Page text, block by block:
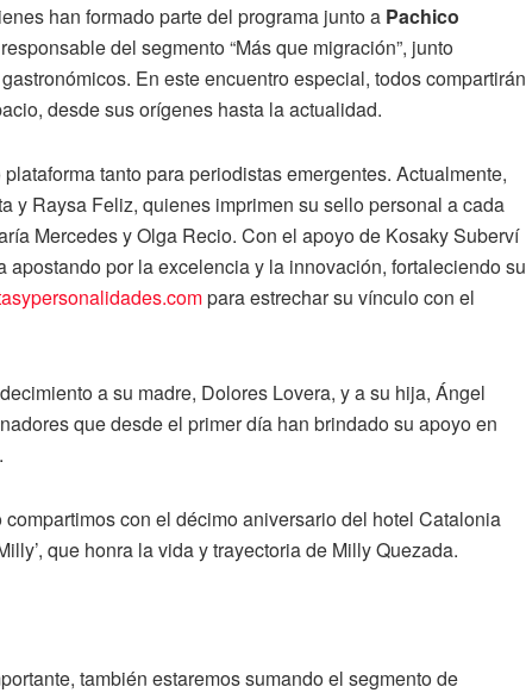
han formado parte del programa junto a Pachico
responsable del segmento “Más que migración”, junto
En este encuentro especial, todos compartirán
desde sus orígenes hasta la actualidad.
tanto para periodistas emergentes. Actualmente,
y Raysa Feliz, quienes imprimen su sello personal a cada
Mercedes y Olga Recio. Con el apoyo de Kosaky Suberví
por la excelencia y la innovación, fortaleciendo su
para estrechar su vínculo con el
a su madre, Dolores Lovera, y a su hija, Ángel
que desde el primer día han brindado su apoyo en
con el décimo aniversario del hotel Catalonia
que honra la vida y trayectoria de Milly Quezada.
también estaremos sumando el segmento de